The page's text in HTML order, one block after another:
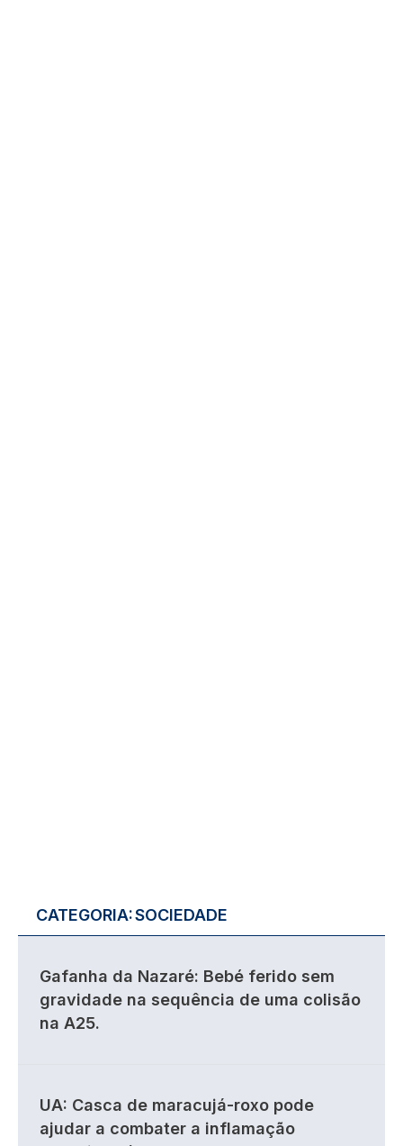
CATEGORIA:SOCIEDADE
Gafanha da Nazaré: Bebé ferido sem
gravidade na sequência de uma colisão
na A25.
UA: Casca de maracujá-roxo pode
ajudar a combater a inflamação